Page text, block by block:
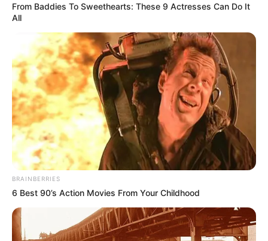
From Baddies To Sweethearts: These 9 Actresses Can Do It
All
BRAINBERRIES
6 Best 90’s Action Movies From Your Childhood